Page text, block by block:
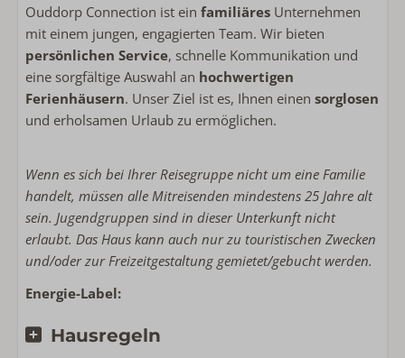
Ouddorp Connection ist ein familiäres Unternehmen
mit einem jungen, engagierten Team. Wir bieten
persönlichen Service, schnelle Kommunikation und
eine sorgfältige Auswahl an hochwertigen
Ferienhäusern. Unser Ziel ist es, Ihnen einen sorglosen
und erholsamen Urlaub zu ermöglichen.
Wenn es sich bei Ihrer Reisegruppe nicht um eine Familie
handelt, müssen alle Mitreisenden mindestens 25 Jahre alt
sein. Jugendgruppen sind in dieser Unterkunft nicht
erlaubt. Das Haus kann auch nur zu touristischen Zwecken
und/oder zur Freizeitgestaltung gemietet/gebucht werden.
Energie-Label:
Hausregeln